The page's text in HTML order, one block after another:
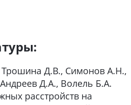
Д.В., Симонов А.Н.,
Д.А., Волель Б.А.
расстройств на